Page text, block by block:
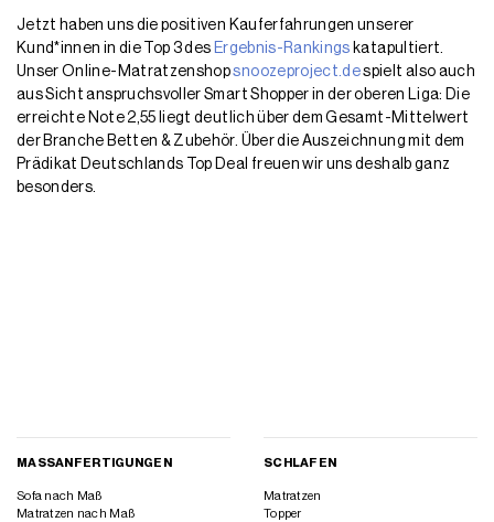
Jetzt haben uns die positiven Kauferfahrungen unserer
Kund*innen in die Top 3 des Ergebnis-Rankings katapultiert.
Unser Online-Matratzenshopsnoozeproject.despielt also auch
aus Sicht anspruchsvoller Smart Shopper in der oberen Liga: Die
erreichte Note 2,55 liegt deutlich über dem Gesamt-Mittelwert
der Branche Betten & Zubehör. Über die Auszeichnung mit dem
Prädikat Deutschlands Top Deal freuen wir uns deshalb ganz
besonders.
MASSANFERTIGUNGEN
Sofa nach Maß
Matratzen nach Maß
SCHLAFEN
Matratzen
Topper